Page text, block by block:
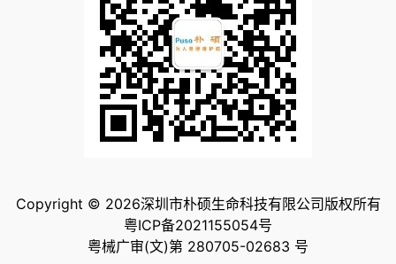
Copyright © 2026深圳市朴硕生命科技有限公司版权所有
粤ICP备2021155054号
粤械广审(文)第 280705-02683 号